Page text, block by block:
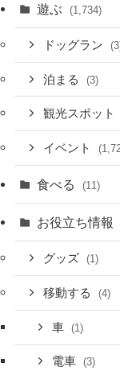
遊ぶ (1,734)
ドッグラン
泊まる (3)
観光スポット
イベント
食べる (11)
お役立ち情報
グッズ (1)
移動する (4)
車 (1)
電車 (3)